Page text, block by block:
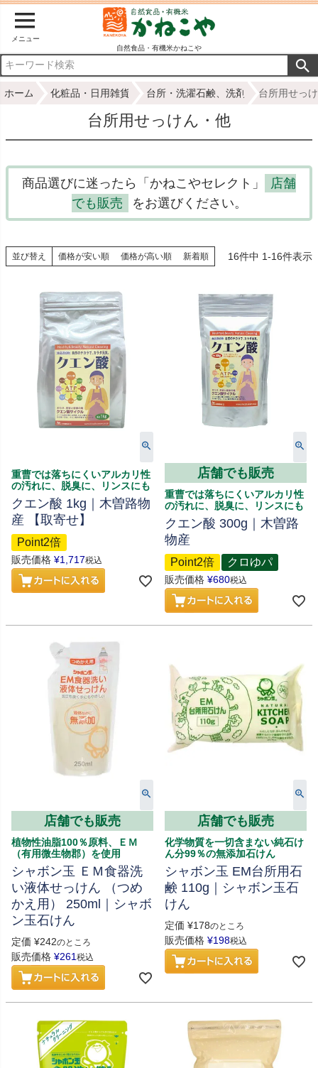
メニュー
自然食品・有機米かねこや
ホーム 化粧品・日用雑貨 台所・洗濯石鹸、洗剤 台所用せっ
台所用せっけん・他
商品選びに迷ったら「かねこやセレクト」
店舗
でも販売
をお選びください。
並び替え 価格が安い順 価格が高い順 新着順 16件中 1-16件表示
重曹では落ちにくいアルカリ性
の汚れに、脱臭に、リンスにも
クエン酸 1kg｜木曽路物
産 【取寄せ】
Point2倍
販売価格 ¥1,717税込
店舗でも販売
重曹では落ちにくいアルカリ性
の汚れに、脱臭に、リンスにも
クエン酸 300g｜木曽路
物産
Point2倍 クロゆパ
販売価格 ¥680税込
店舗でも販売
植物性油脂100％原料、ＥＭ
（有用微生物郡）を使用
シャボン玉 ＥＭ食器洗
い液体せっけん （つめ
かえ用） 250ml｜シャボ
ン玉石けん
定価 ¥242のところ
販売価格 ¥261税込
店舗でも販売
化学物質を一切含まない純石け
ん分99％の無添加石けん
シャボン玉 EM台所用石
鹸 110g｜シャボン玉石
けん
定価 ¥178のところ
販売価格 ¥198税込